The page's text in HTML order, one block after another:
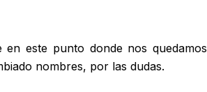
este punto donde nos quedamos
nombres, por las dudas.